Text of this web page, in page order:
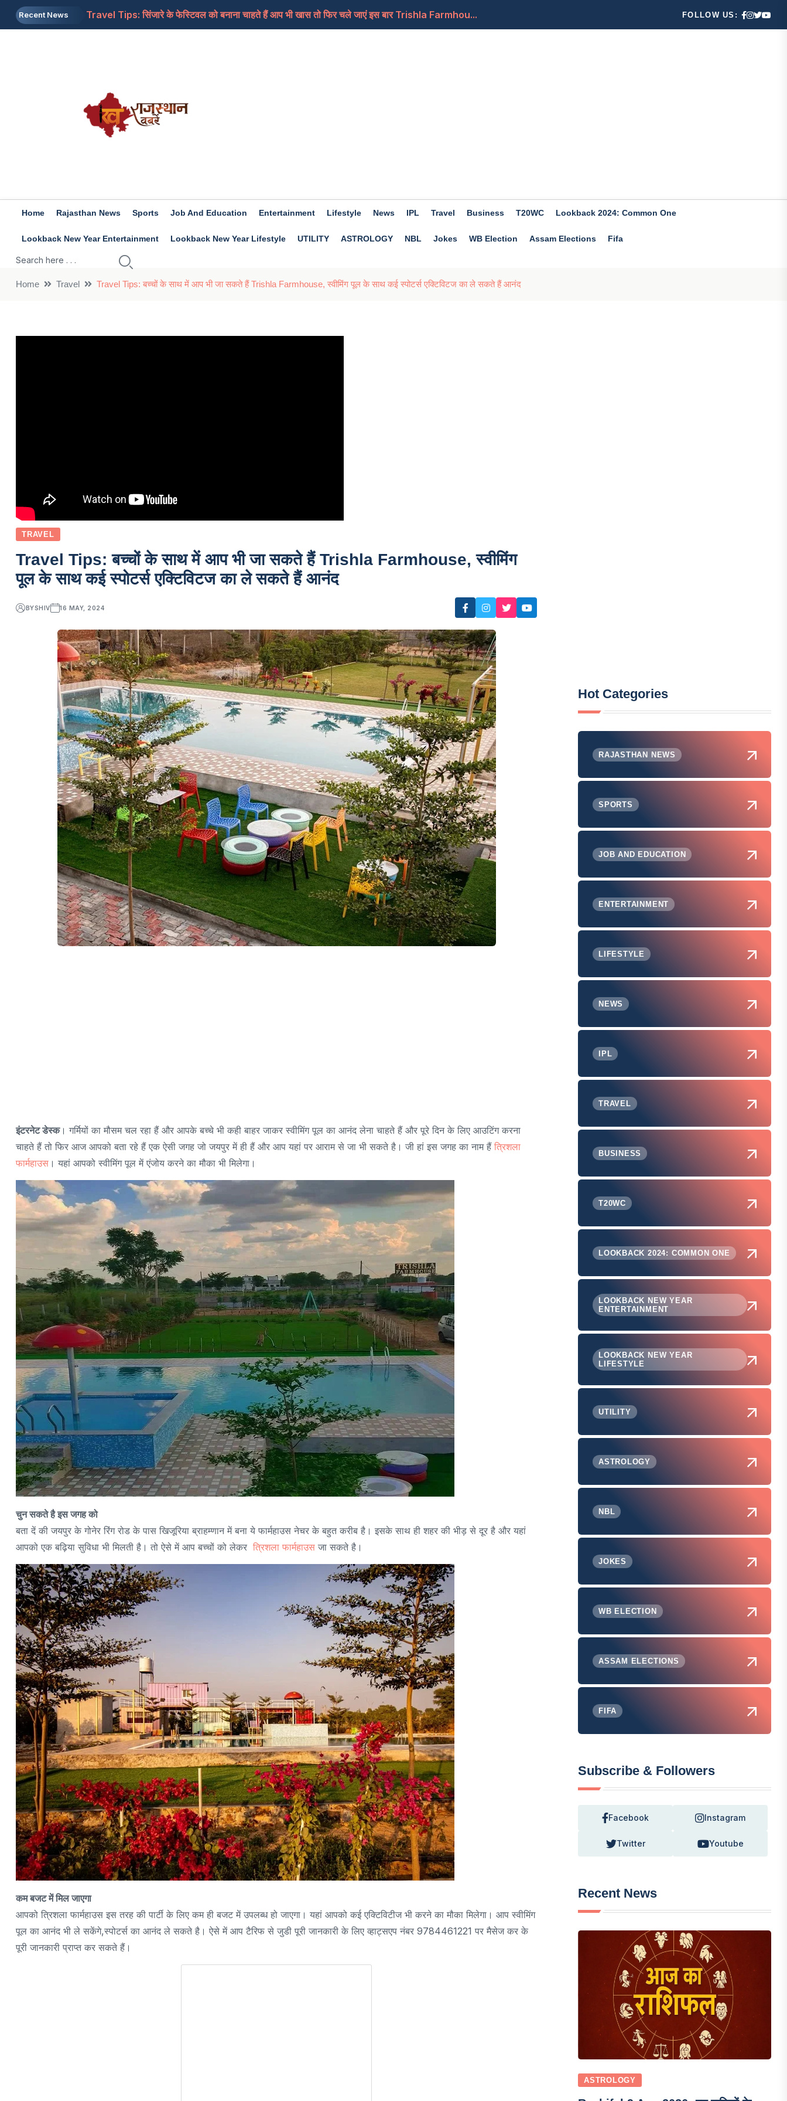
Recent News
Travel Tips: सिंजारे के फेस्टिवल को बनाना चाहते हैं आप भी खास तो फिर चले जाएं इस बार Trishla Farmhou...
FOLLOW US:
Home Rajasthan News Sports Job And Education Entertainment Lifestyle News IPL Travel Business T20WC Lookback 2024: Common One
Lookback New Year Entertainment Lookback New Year Lifestyle UTILITY ASTROLOGY NBL Jokes WB Election Assam Elections Fifa
Home Travel Travel Tips: बच्चों के साथ में आप भी जा सकते हैं Trishla Farmhouse, स्वीमिंग पूल के साथ कई स्पोटर्स एक्टिविटज का ले सकते हैं आनंद
TRAVEL
Travel Tips: बच्चों के साथ में आप भी जा सकते हैं Trishla Farmhouse, स्वीमिंग
पूल के साथ कई स्पोटर्स एक्टिविटज का ले सकते हैं आनंद
BYSHIV 16 MAY, 2024
इंटरनेट डेस्क। गर्मियों का मौसम चल रहा हैं और आपके बच्चे भी कही बाहर जाकर स्वीमिंग पूल का आनंद लेना चाहते हैं और पूरे दिन के लिए आउटिंग करना
चाहते हैं तो फिर आज आपको बता रहे हैं एक ऐसी जगह जो जयपुर में ही हैं और आप यहां पर आराम से जा भी सकते है। जी हां इस जगह का नाम हैं त्रिशला
फार्महाउस । यहां आपको स्वीमिंग पूल में एंजोय करने का मौका भी मिलेगा।
चुन सकते है इस जगह को
बता दें की जयपुर के गोनेर रिंग रोड के पास खिजूरिया ब्राहम्णान में बना ये फार्महाउस नेचर के बहुत करीब है। इसके साथ ही शहर की भीड़ से दूर है और यहां
आपको एक बढ़िया सुविधा भी मिलती है। तो ऐसे में आप बच्चों को लेकर त्रिशला फार्महाउस जा सकते है।
कम बजट में मिल जाएगा
आपको त्रिशला फार्महाउस इस तरह की पार्टी के लिए कम ही बजट में उपलब्ध हो जाएगा। यहां आपको कई एक्टिविटीज भी करने का मौका मिलेगा। आप स्वीमिंग
पूल का आनंद भी ले सकेंगे,स्पोटर्स का आनंद ले सकते है। ऐसे में आप टैरिफ से जुडी पूरी जानकारी के लिए व्हाट्सएप नंबर 9784461221 पर मैसेज कर के
पूरी जानकारी प्राप्त कर सकते हैं।
Hot Categories
RAJASTHAN NEWS
SPORTS
JOB AND EDUCATION
ENTERTAINMENT
LIFESTYLE
NEWS
IPL
TRAVEL
BUSINESS
T20WC
LOOKBACK 2024: COMMON ONE
LOOKBACK NEW YEAR
ENTERTAINMENT
LOOKBACK NEW YEAR
LIFESTYLE
UTILITY
ASTROLOGY
NBL
JOKES
WB ELECTION
ASSAM ELECTIONS
FIFA
Subscribe & Followers
Facebook Instagram
Twitter Youtube
Recent News
ASTROLOGY